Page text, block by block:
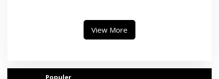
View More
Populer